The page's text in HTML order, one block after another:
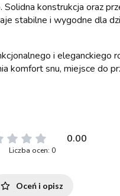
konstrukcja oraz
stabilne i wygodne dla
i eleganckiego
komfort snu, miejsce do
0.00
Liczba ocen: 0
Oceń i opisz